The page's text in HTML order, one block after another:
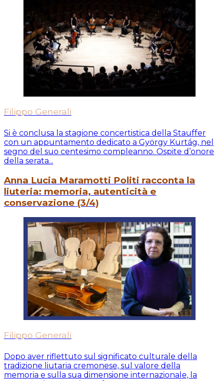
Filippo Generali
Si è conclusa la stagione concertistica della Stauffer
con un appuntamento dedicato a György Kurtág, nel
segno del suo centesimo compleanno. Ospite d’onore
della serata...
Anna Lucia Maramotti Politi racconta la
liuteria: memoria, autenticità e
conservazione (3/4)
Filippo Generali
Dopo aver riflettuto sul significato culturale della
tradizione liutaria cremonese, sul valore della
memoria e sulla sua dimensione internazionale, la